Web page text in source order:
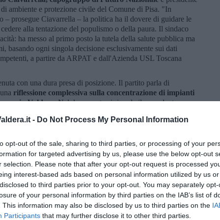
- Do Not Process My Personal Information
opt-out of the sale, sharing to third parties, or processing of your
for targeted advertising by us, please use the below opt-out
selection. Please note that after your opt-out request is processed
interest-based ads based on personal information utilized by us
to third parties prior to your opt-out. You may separately
of your personal information by third parties on the IAB’s list of
This information may also be disclosed by us to third parties on the
Participants that may further disclose it to other third parties.
ambiente e protezione civile del Comune di Pisa. "In
– prosegue Ciavarrella – la politica ha il dovere di guidare le
alla tentazione del populismo o della paura. Il sindaco
ha messo al primo posto la tutela della salute pubblica ma
basando ogni singola decisione esclusivamente sui dati
a partire da ARPAT e dall'Azienda USL Toscana
con una dura presa di posizione. Il partito parla di
riflessione complessiva sulla concentrazione di impianti
e in Valdera. Nel documento si ricorda il precedente
e si sottolinea la necessità di monitoraggi indipendenti e
cause del rogo e sulle condizioni di sicurezza degli impianti.
consiglieri comunali de La Città delle Persone Paolo
necessario interrogarsi su come evitare che accada ancora:
prevenzione e riduzione del rischio ", hanno dichiarato. I
pubblici in tempi rapidi gli esiti delle analisi ambientali
nascere un rafforzamento delle attività di prevenzione e
la consigliera comunale Elisabetta Mazzarri
"La domanda non è soltanto: 'Cosa è successo?'.